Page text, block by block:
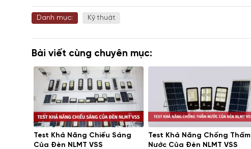
Danh mục: Kỹ thuật
Bài viết cùng chuyên mục:
Test Khả Năng Chiếu Sáng
Của Đèn NLMT VSS
Test Khả Năng Chống Thấm
Nước Của Đèn NLMT VSS